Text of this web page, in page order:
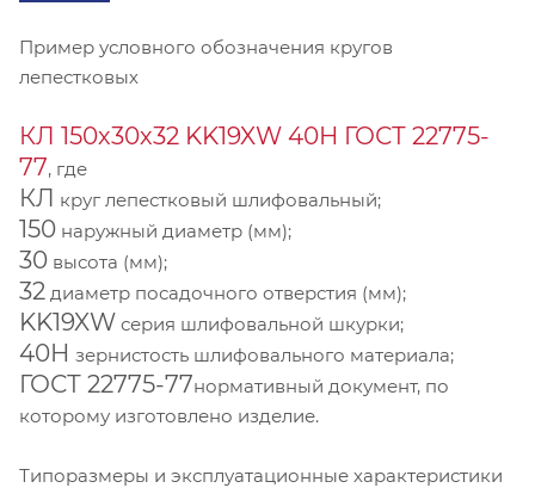
Пример условного обозначения кругов
лепестковых
КЛ 150х30х32 KK19XW 40Н ГОСТ 22775-
77, где
КЛ круг лепестковый шлифовальный;
150 наружный диаметр (мм);
30 высота (мм);
32 диаметр посадочного отверстия (мм);
KK19XW серия шлифовальной шкурки;
40Н зернистость шлифовального материала;
ГОСТ 22775-77нормативный документ, по
которому изготовлено изделие.
Типоразмеры и эксплуатационные характеристики